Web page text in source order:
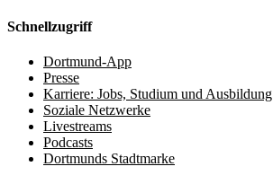
Schnellzugriff
Dortmund-App
Presse
Karriere: Jobs, Studium und Ausbildung
Soziale Netzwerke
Livestreams
Podcasts
Dortmunds Stadtmarke